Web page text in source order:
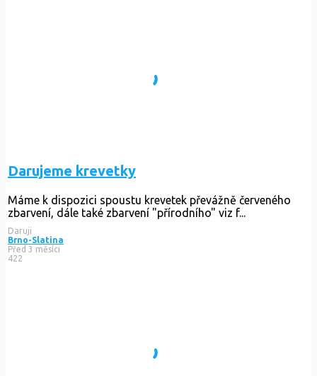
Darujeme krevetky
Máme k dispozici spoustu krevetek převážně červeného
zbarvení, dále také zbarvení "přírodního" viz f...
Daruji
Brno-Slatina
Před 3 měsíci
422